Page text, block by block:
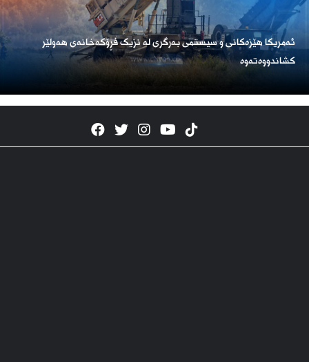
ئەمریكا هێزەكانی و سیستمی بەرگری لە نزیک فڕۆكەخانەی هەولێر
كشاندووەتەوە